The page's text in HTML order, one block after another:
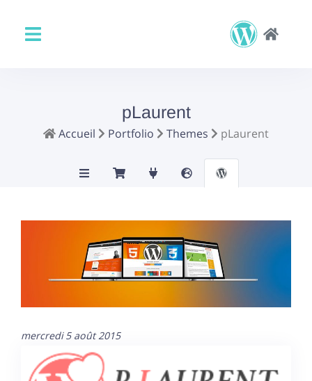
pLaurent
Accueil Portfolio Themes pLaurent
mercredi 5 août 2015